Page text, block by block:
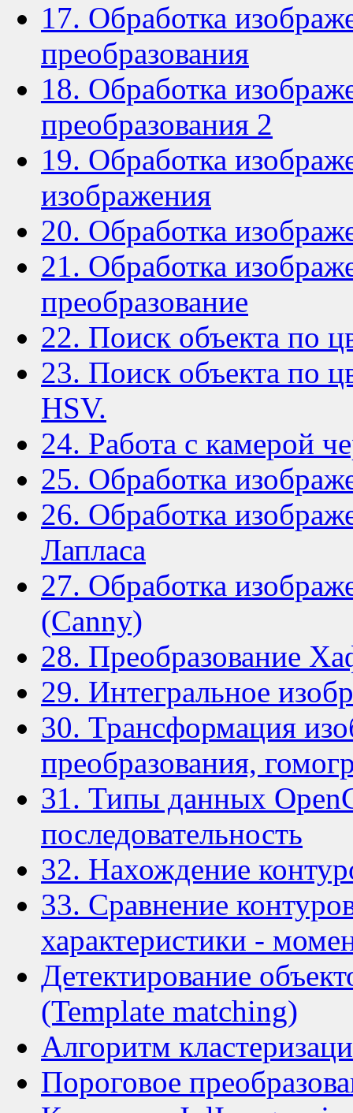
17. Обработка
преобразования
18. Обработка
преобразования 2
19. Обработка
изображения
20. Обработка
21. Обработка
преобразование
22. Поиск объекта по
23. Поиск объекта по
HSV.
24. Работа с камерой
25. Обработка
26. Обработка
Лапласа
27. Обработка
(Canny)
28. Преобразование
29. Интегральное
30. Трансформация
преобразования,
31. Типы данных
последовательность
32. Нахождение
33. Сравнение
характеристики -
Детектирование
(Template matching)
Алгоритм
Пороговое